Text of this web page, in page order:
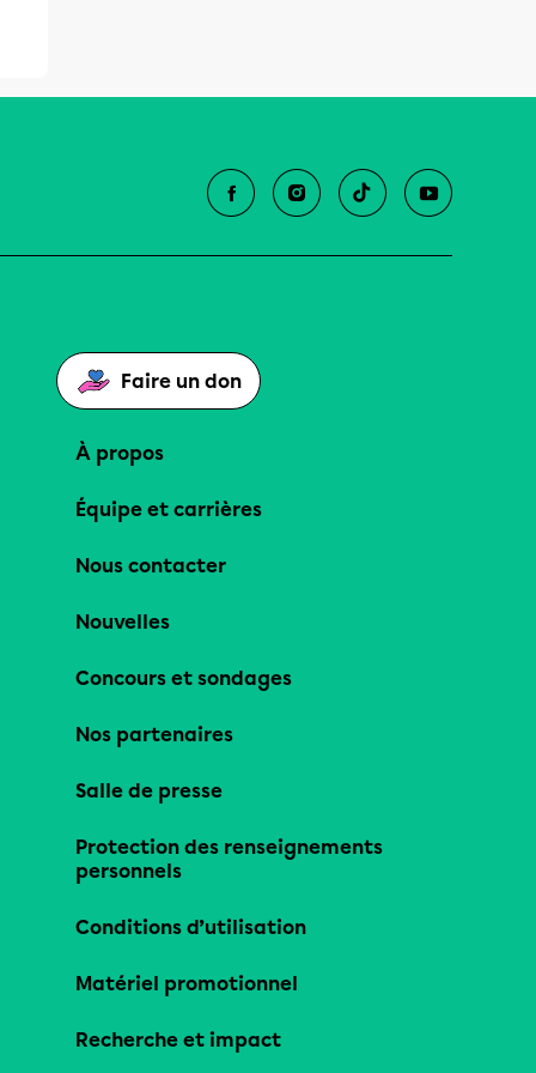
Faire un don
À propos
Équipe et carrières
Nous contacter
Nouvelles
Concours et sondages
Nos partenaires
Salle de presse
Protection des renseignements
personnels
Conditions d’utilisation
Matériel promotionnel
Recherche et impact